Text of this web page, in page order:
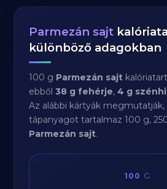
Parmezán sajt
különböző adagokban
100 g Parmezán sajt
ebből38 g fehérje,4 g
Az alábbi kártyák
tápanyagot tartalmaz 100 g,
Parmezán sajt.
100 G